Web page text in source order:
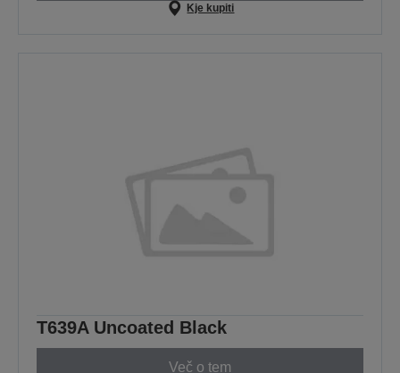
Kje kupiti
T639A Uncoated Black
Več o tem